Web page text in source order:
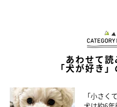
あわせて読
「犬が好き
「小さく